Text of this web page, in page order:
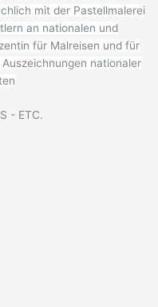
mit der Pastellmalerei
an nationalen und
für Malreisen und für
nationaler
- ETC.